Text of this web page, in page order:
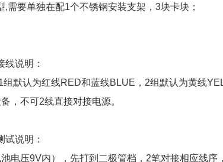
要单独在配1个不锈钢安装支架，3块卡块；
说明：
默认为红线RED和蓝线BLUE，2组默认为黄线
，不可2线直接对接电源。
说明：
电压9V内），先打到二极管档，2笔对接相应线序